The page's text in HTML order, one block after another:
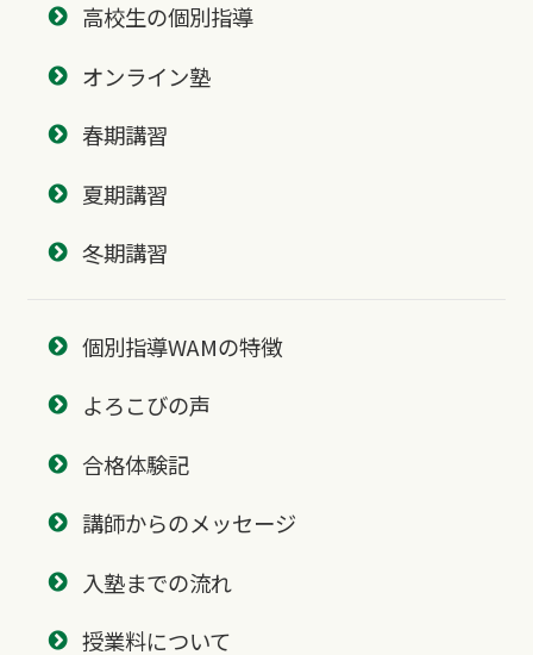
高校生の個別指導
オンライン塾
春期講習
夏期講習
冬期講習
個別指導WAMの特徴
よろこびの声
合格体験記
講師からのメッセージ
入塾までの流れ
授業料について